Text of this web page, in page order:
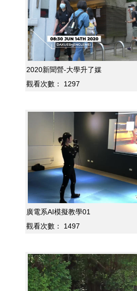
2020新聞營-大學升了媒
觀看次數：
1297
廣電系AI模擬教學01
觀看次數：
1497